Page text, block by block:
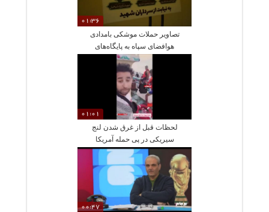
01:36
تصاویر حملات موشکی بامدادی
هوافضای سپاه به پایگاه‌های
آمریکا در منطقه
01:01
لحظات قبل از غرق شدن لنج
سیریکی در پی حمله آمریکا
00:47